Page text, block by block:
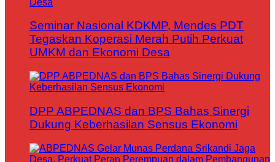
Seminar Nasional KDKMP, Mendes PDT
Tegaskan Koperasi Merah Putih Perkuat
UMKM dan Ekonomi Desa
DPP ABPEDNAS dan BPS Bahas Sinergi
Dukung Keberhasilan Sensus Ekonomi